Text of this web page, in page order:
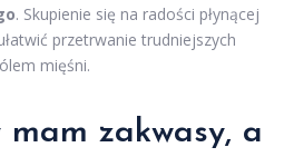
. Skupienie się na radości płynącej
przetrwanie trudniejszych
mięśni.
zakwasy, a